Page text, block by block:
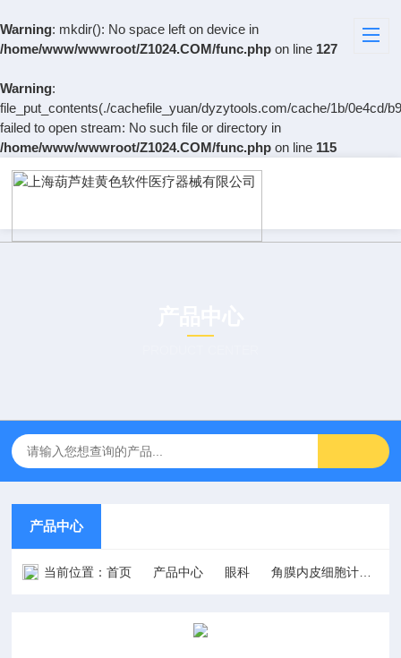
Warning: mkdir(): No space left on device in
/home/www/wwwroot/Z1024.COM/func.php on line 127
Warning:
file_put_contents(./cachefile_yuan/dyzytools.com/cache/1b/0e4cd/
failed to open stream: No such file or directory in
/home/www/wwwroot/Z1024.COM/func.php on line 115
产品中心
当前位置：首页 产品中心 眼科 角膜内皮细胞计